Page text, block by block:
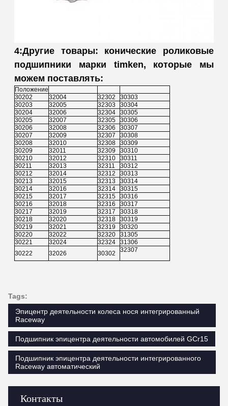
Контакты
4:Другие товары: конические роликовые
подшипники марки timken, которые мы
можем поставлять:
Положение
30202
32004 32302
30303
30203
32005 32303
30304
30204
32006 32304
30305
30205
32007 32305
30306
30206
32008 32306
30307
30207
32009 32307
30308
30208
32010 32308
30309
30209
32011 32309
30310
30210
32012 32310
30311
30211
32013 32311
30312
30212
32014 32312
30313
30213
32015 32313
30314
30214
32016 32314
30315
30215
32017 32315
30316
30216
32018 32316
30317
30217
32019 32317
30318
30218
32020 32318
30319
30219
32021 32319
30320
30220
32022 32320
31305
30221
32024 32324
31306
30222
32026 30302 32307
Tags:
Эпицентр деятельности колеса нося интегрированный
Raceway
Подшипник эпицентра деятельности автомобилей GCr15
Подшипник эпицентра деятельности интегрированного
Raceway автоматический